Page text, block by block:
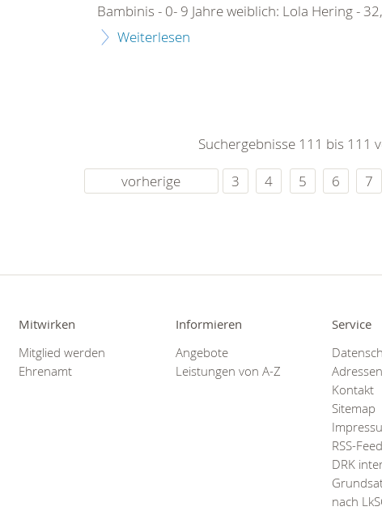
Bambinis - 0- 9 Jahre weiblich: Lola Hering -
Weiterlesen
Suchergebnisse 111 bis 111
vorherige
3 4 5 6 7
Mitwirken
Mitglied werden
Ehrenamt
Informieren
Angebote
Leistungen von A-Z
Service
Adressen
Kontakt
Sitemap
RSS-Feed
DRK
nach